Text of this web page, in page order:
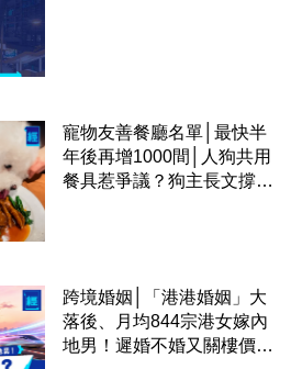
寵物友善餐廳名單│最快半
年後再增1000間│人狗共用
餐具惹爭議？狗主長文撐
跨境婚姻│「港港婚姻」大
落後、月均844宗港女嫁內
地男！遲婚不婚又關樓價